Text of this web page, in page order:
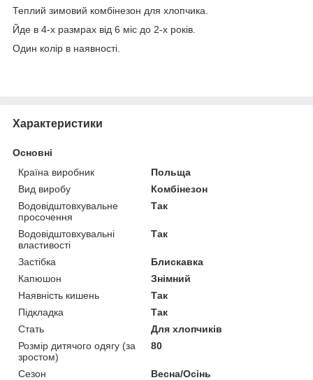
Теплий зимовий комбінезон для хлопчика.
Йде в 4-х размрах від 6 міс до 2-х років.
Один колір в наявності.
Характеристики
Основні
Країна виробник
Польща
Вид виробу
Комбінезон
Водовідштовхувальне
просочення
Так
Водовідштовхувальні
властивості
Так
Застібка
Блискавка
Капюшон
Знімний
Наявність кишень
Так
Підкладка
Так
Стать
Для хлопчиків
Розмір дитячого одягу (за
зростом)
80
Сезон
Весна/Осінь